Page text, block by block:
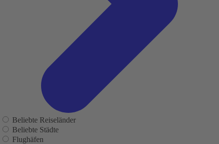
Beliebte Reiseländer
Beliebte Städte
Flughäfen